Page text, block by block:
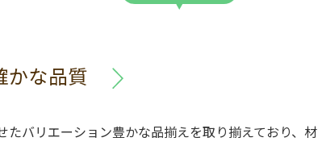
かな品質
たバリエーション豊かな品揃えを取り揃えており、材